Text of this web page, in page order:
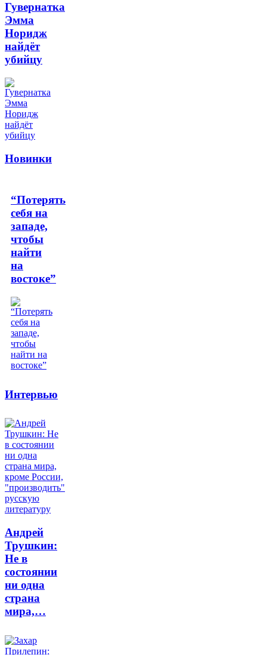
Гувернатка
Эмма
Норидж
найдёт
убийцу
Новинки
“Потерять
себя на
западе,
чтобы
найти
на
востоке”
Интервью
Андрей
Трушкин:
Не в
состоянии
ни одна
страна
мира,…